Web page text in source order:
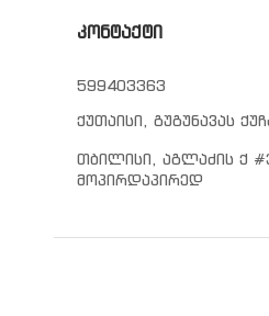
კონტაქტი
599403363
ქუთაისი, გუგუნავას
თბილისი, აგლაძის ქ
მოპირდაპირედ